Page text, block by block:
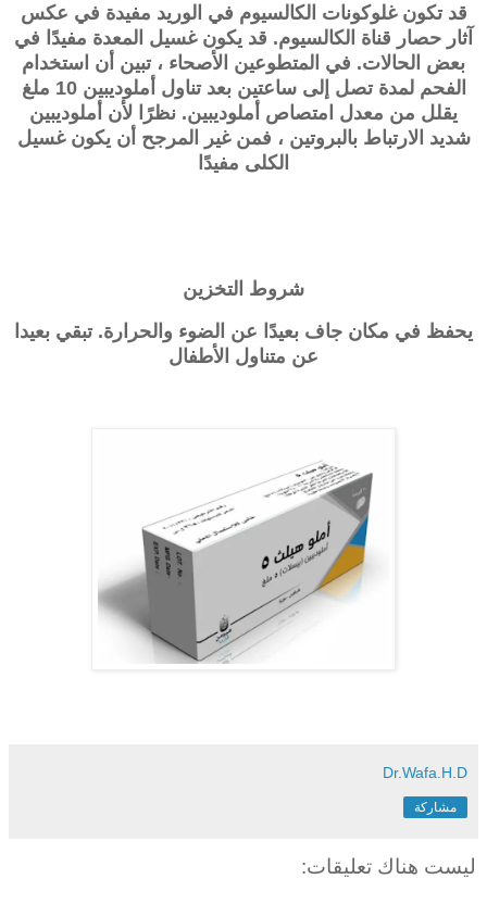
قد تكون غلوكونات الكالسيوم في الوريد مفيدة في عكس
آثار حصار قناة الكالسيوم. قد يكون غسيل المعدة مفيدًا في
بعض الحالات. في المتطوعين الأصحاء ، تبين أن استخدام
الفحم لمدة تصل إلى ساعتين بعد تناول أملوديبين 10 ملغ
يقلل من معدل امتصاص أملوديبين. نظرًا لأن أملوديبين
شديد الارتباط بالبروتين ، فمن غير المرجح أن يكون غسيل
الكلى مفيدًا
شروط التخزين
يحفظ في مكان جاف بعيدًا عن الضوء والحرارة. تبقي بعيدا
عن متناول الأطفال
Dr.Wafa.H.D
مشاركة
ليست هناك تعليقات: